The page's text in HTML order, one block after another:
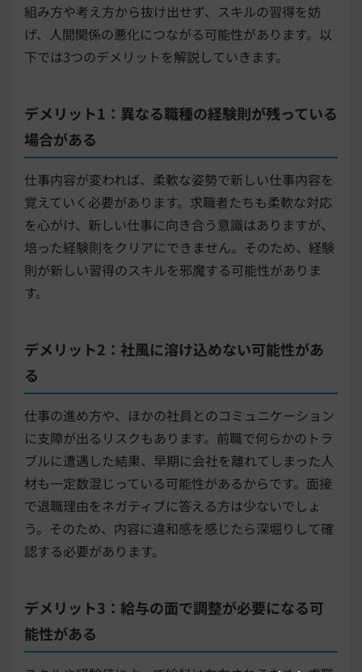
組み方や考え方から抜け出せず、スキルの習得を妨
げ、人間関係の悪化につながる可能性があります。以
下では3つのデメリットを解説していきます。
デメリット1：異なる職種の経験則が残っている
場合がある
仕事内容が変われば、柔軟な姿勢で新しい仕事内容を
覚えていく必要があります。求職者たちも柔軟な対応
を心がけ、新しい仕事に向き合う意識はありますが、
培った経験則をクリアにできません。そのため、経験
則が新しい習得のスキルを邪魔する可能性がありま
す。
デメリット2：社風に溶け込めない可能性があ
る
仕事の進め方や、ほかの社員とのコミュニケーション
に支障が出るリスクもあります。前職で何らかのトラ
ブルに遭遇した結果、早期に会社を離れてしまった人
材も一定数混じっている可能性があるからです。面接
で退職理由をネガティブに答える方は少ないでしょ
う。そのため、内容に違和感を感じたら深堀りして確
認する必要があります。
デメリット3：給与の面で調整が必要になる可
能性がある